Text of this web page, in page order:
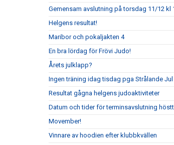
Gemensam avslutning på torsdag 11/12 kl
Helgens resultat!
Maribor och pokaljakten 4
En bra lördag för Frövi Judo!
Årets julklapp?
Ingen träning idag tisdag pga Strålande Jul
Resultat gågna helgens judoaktiviteter
Datum och tider för terminsavslutning
Movember!
Vinnare av hoodien efter klubbkvällen